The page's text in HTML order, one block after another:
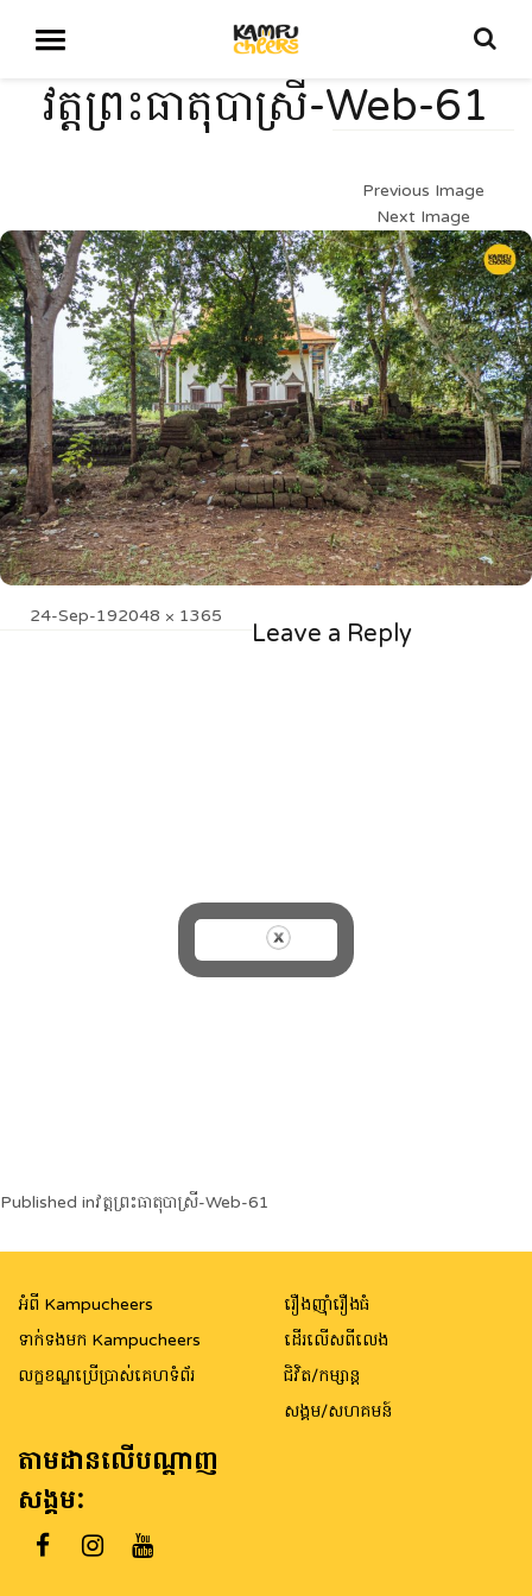
វត្តព្រះធាតុបាស្រី-Web-61
Previous Image
Next Image
Posted
24-Sep-19Full
2048 × 1365
Leave a Reply
Post
navigation
Published inវត្តព្រះធាតុបាស្រី-Web-61
អំពី Kampucheers
ទាក់ទងមក Kampucheers
លក្ខខណ្ឌប្រើប្រាស់គេហទំព័រ
រឿងញ៉ាំរឿងធំ
ដើរលើសពីលេង
ជិវិត/កម្សាន្ត
សង្គម/សហគមន៍
តាមដានលើបណ្តាញ
សង្គម: